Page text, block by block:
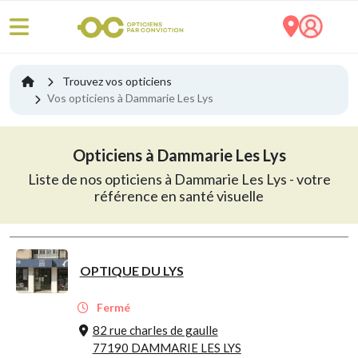
Trouvez vos opticiens
Vos opticiens à Dammarie Les Lys
Opticiens à Dammarie Les Lys
Liste de nos opticiens à Dammarie Les Lys - votre
référence en santé visuelle
OPTIQUE DU LYS
Fermé
82 rue charles de gaulle
77190 DAMMARIE LES LYS